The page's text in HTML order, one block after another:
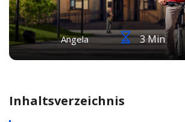
Angela 3 Min
Inhaltsverzeichnis